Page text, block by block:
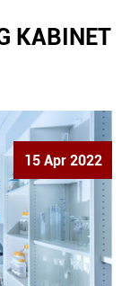
KABINET
15 Apr 2022